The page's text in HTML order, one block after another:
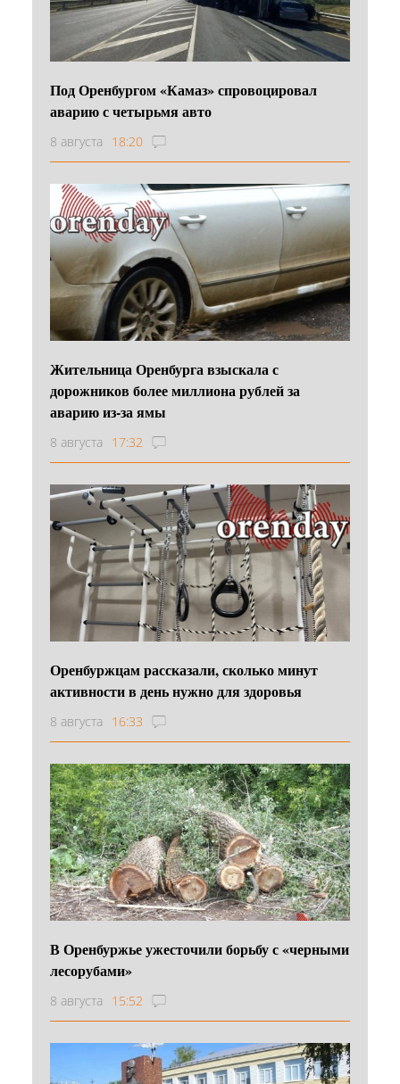
Под Оренбургом «Камаз» спровоцировал
аварию с четырьмя авто
8 августа 18:20
Жительница Оренбурга взыскала с
дорожников более миллиона рублей за
аварию из-за ямы
8 августа 17:32
Оренбуржцам рассказали, сколько минут
активности в день нужно для здоровья
8 августа 16:33
В Оренбуржье ужесточили борьбу с «черными
лесорубами»
8 августа 15:52